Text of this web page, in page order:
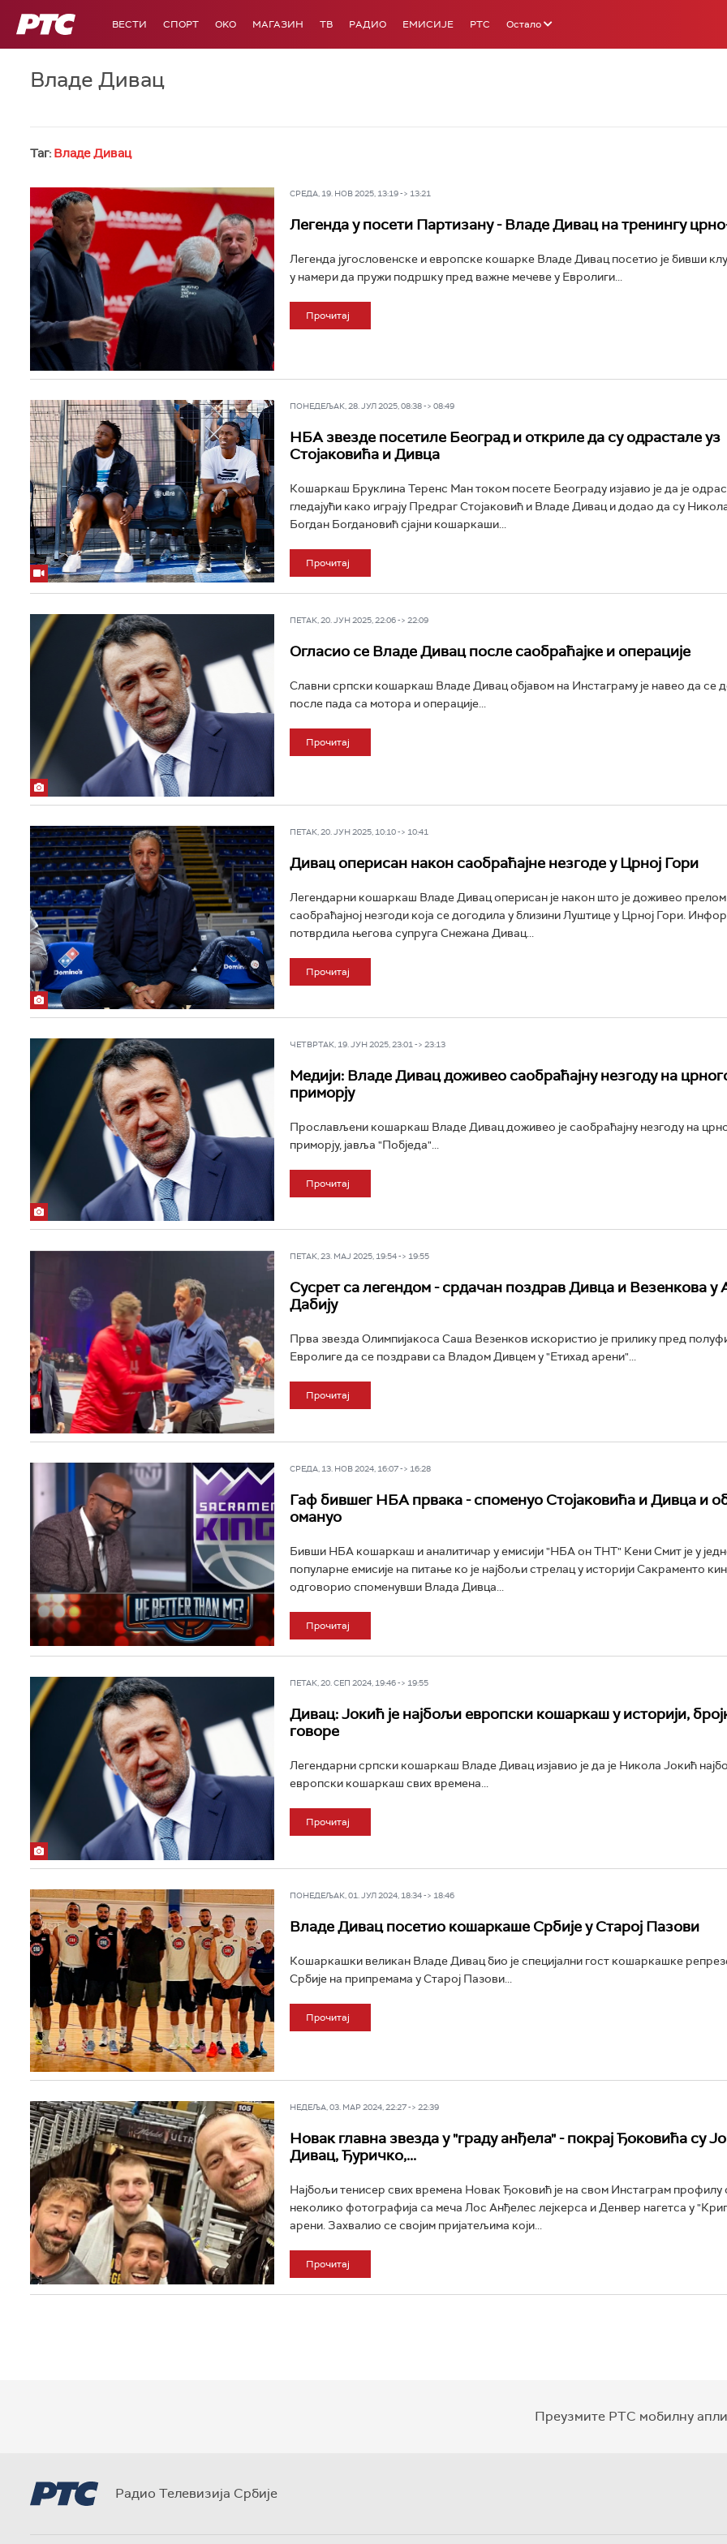
РТС ВЕСТИ СПОРТ OKO МАГАЗИН ТВ РАДИО ЕМИСИЈЕ РТС Остало
Владе Дивац
Таг: Владе Дивац
СРЕДА, 19. НОВ 2025, 13:19 -> 13:21
Легенда у посети Партизану - Владе Дивац на тренингу
Легенда југословенске и европске кошарке Владе Дивац посетио је бивши
у намери да пружи подршку пред важне мечеве у Евролиги...
Прочитај
ПОНЕДЕЉАК, 28. ЈУЛ 2025, 08:38 -> 08:49
НБА звезде посетиле Београд и откриле да су одрастале уз
Стојаковића и Дивца
Кошаркаш Бруклина Теренс Ман током посете Београду изјавио је да је
гледајући како играју Предраг Стојаковић и Владе Дивац и додао да су
Богдан Богдановић сјајни кошаркаши...
Прочитај
ПЕТАК, 20. ЈУН 2025, 22:06 -> 22:09
Огласио се Владе Дивац после саобраћајке и операције
Славни српски кошаркаш Владе Дивац објавом на Инстаграму је навео да се
после пада са мотора и операције...
Прочитај
ПЕТАК, 20. ЈУН 2025, 10:10 -> 10:41
Дивац оперисан након саобраћајне незгоде у Црној Гори
Легендарни кошаркаш Владе Дивац оперисан је након што је доживео прелом
саобраћајној незгоди која се догодила у близини Луштице у Црној Гори.
потврдила његова супруга Снежана Дивац...
Прочитај
ЧЕТВРТАК, 19. ЈУН 2025, 23:01 -> 23:13
Медији: Владе Дивац доживео саобраћајну незгоду на
приморју
Прослављени кошаркаш Владе Дивац доживео је саобраћајну незгоду на
приморју, јавља "Побједа"...
Прочитај
ПЕТАК, 23. МАЈ 2025, 19:54 -> 19:55
Сусрет са легендом - срдачан поздрав Дивца и Везенкова у
Дабију
Прва звезда Олимпијакоса Саша Везенков искористио је прилику пред
Евролиге да се поздрави са Владом Дивцем у "Етихад арени"...
Прочитај
СРЕДА, 13. НОВ 2024, 16:07 -> 16:28
Гаф бившег НБА првака - споменуо Стојаковића и Дивца и
омануо
Бивши НБА кошаркаш и аналитичар у емисији "НБА он ТНТ" Кени Смит је у
популарне емисије на питање ко је најбољи стрелац у историји Сакраменто
одговорио споменувши Влада Дивца...
Прочитај
ПЕТАК, 20. СЕП 2024, 19:46 -> 19:55
Дивац: Јокић је најбољи европски кошаркаш у историји,
говоре
Легендарни српски кошаркаш Владе Дивац изјавио је да је Никола Јокић
европски кошаркаш свих времена...
Прочитај
ПОНЕДЕЉАК, 01. ЈУЛ 2024, 18:34 -> 18:46
Владе Дивац посетио кошаркаше Србије у Старој Пазови
Кошаркашки великан Владе Дивац био је специјални гост кошаркашке
Србије на припремама у Старој Пазови...
Прочитај
НЕДЕЉА, 03. МАР 2024, 22:27 -> 22:39
Новак главна звезда у "граду анђела" - покрај Ђоковића су
Дивац, Ђуричко,...
Најбољи тенисер свих времена Новак Ђоковић је на свом Инстаграм профилу
неколико фотографија са меча Лос Анђелес лејкерса и Денвер нагетса у
арени. Захвалио се својим пријатељима који...
Прочитај
Преузмите РТС мобилну
Радио Телевизија Србије